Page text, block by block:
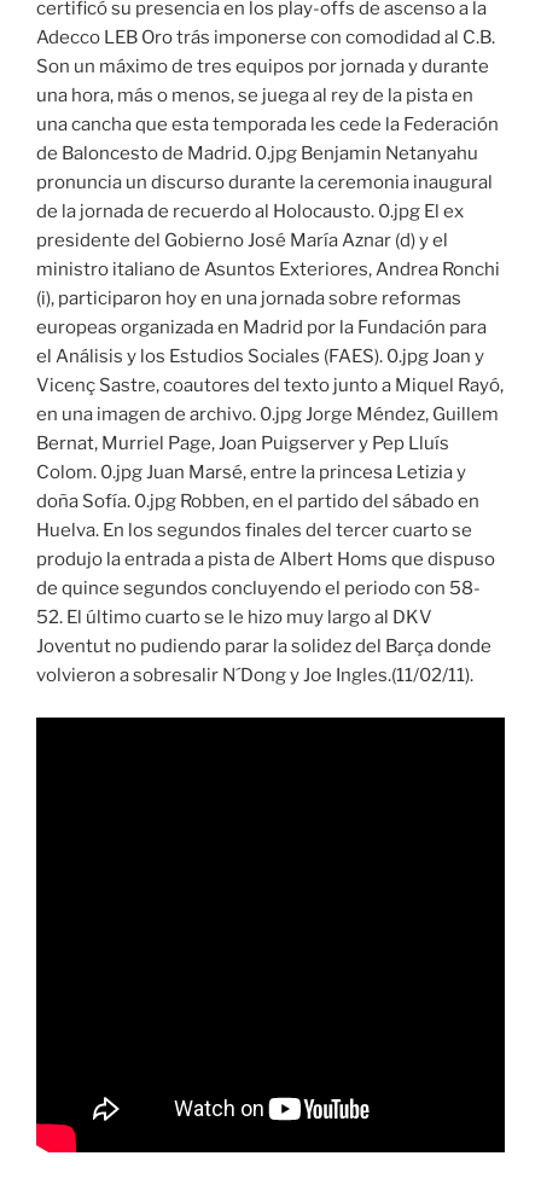
certificó su presencia en los play-offs de ascenso a la
Adecco LEB Oro trás imponerse con comodidad al C.B.
Son un máximo de tres equipos por jornada y durante
una hora, más o menos, se juega al rey de la pista en
una cancha que esta temporada les cede la Federación
de Baloncesto de Madrid. 0.jpg Benjamin Netanyahu
pronuncia un discurso durante la ceremonia inaugural
de la jornada de recuerdo al Holocausto. 0.jpg El ex
presidente del Gobierno José María Aznar (d) y el
ministro italiano de Asuntos Exteriores, Andrea Ronchi
(i), participaron hoy en una jornada sobre reformas
europeas organizada en Madrid por la Fundación para
el Análisis y los Estudios Sociales (FAES). 0.jpg Joan y
Vicenç Sastre, coautores del texto junto a Miquel Rayó,
en una imagen de archivo. 0.jpg Jorge Méndez, Guillem
Bernat, Murriel Page, Joan Puigserver y Pep Lluís
Colom. 0.jpg Juan Marsé, entre la princesa Letizia y
doña Sofía. 0.jpg Robben, en el partido del sábado en
Huelva. En los segundos finales del tercer cuarto se
produjo la entrada a pista de Albert Homs que dispuso
de quince segundos concluyendo el periodo con 58-
52. El último cuarto se le hizo muy largo al DKV
Joventut no pudiendo parar la solidez del Barça donde
volvieron a sobresalir N´Dong y Joe Ingles.(11/02/11).